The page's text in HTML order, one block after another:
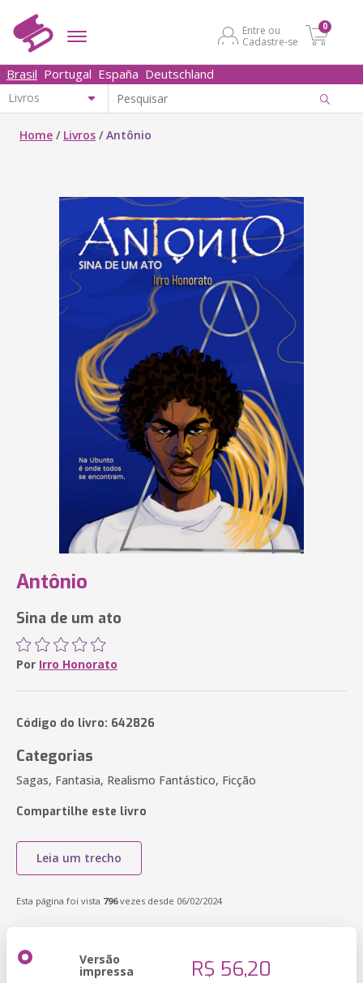
Entre ou
Cadastre-se
0
Brasil Portugal España Deutschland
Home / Livros /Antônio
Antônio
Sina de um ato
Por Irro Honorato
Código do livro: 642826
Categorias
Sagas, Fantasia, Realismo Fantástico, Ficção
Compartilhe este livro
Leia um trecho
Esta página foi vista 796vezes desde 06/02/2024
Versão
impressa R$ 56,20